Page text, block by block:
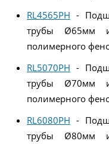
RL4565PH -
трубы Ø65мм
полимерного
RL5070PH -
трубы Ø70мм
полимерного
RL6080PH -
трубы Ø80мм